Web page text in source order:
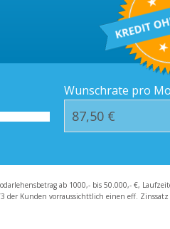
Häufige
Wunschrate pro
ab 1000,- bis 50.000,- €,
Kunden vorraussichttlich einen eff. Zinssatz